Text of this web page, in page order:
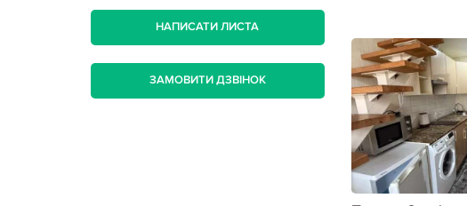
НАПИСАТИ ЛИСТА
ЗАМОВИТИ ДЗВІНОК